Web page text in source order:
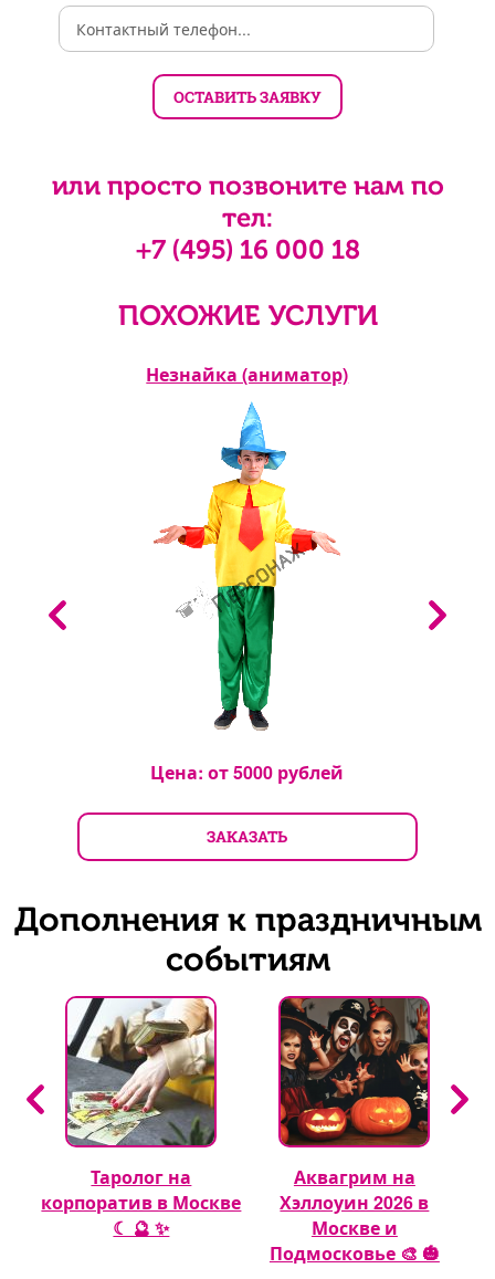
или просто позвоните нам по
тел:
+7 (495) 16 000 18
ПОХОЖИЕ УСЛУГИ
Незнайка (аниматор)
Цена: от5000 рублей
ЗАКАЗАТЬ
Дополнения к праздничным
событиям
Таролог на
корпоратив в Москве
☾ 🔮 ✨
Аквагрим на
Хэллоуин 2026 в
Москве и
Подмосковье 🎨 🎃